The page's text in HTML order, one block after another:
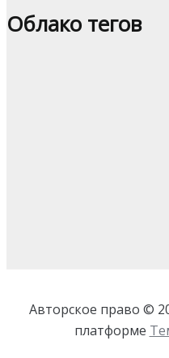
Облако тегов
Авторское право ©
платформе